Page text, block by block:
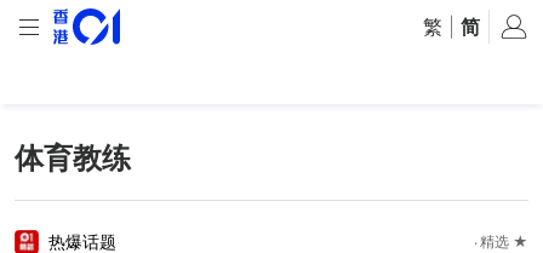
繁 简
体育教练
热爆话题 精选 ★